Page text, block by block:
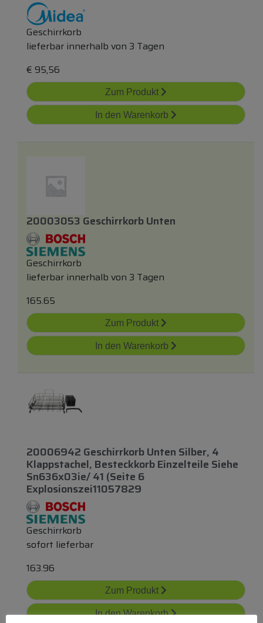
Geschirrkorb
lieferbar innerhalb von 3 Tagen
€ 95,56
Zum Produkt
In den Warenkorb
20003053 Geschirrkorb Unten
Geschirrkorb
lieferbar innerhalb von 3 Tagen
165.65
Zum Produkt
In den Warenkorb
20006942 Geschirrkorb Unten Silber, 4
Klappstachel, Besteckkorb Einzelteile Siehe
Sn636x03ie/ 41 (seite 6
Explosionszei11057829
Geschirrkorb
sofort lieferbar
163.96
Zum Produkt
In den Warenkorb